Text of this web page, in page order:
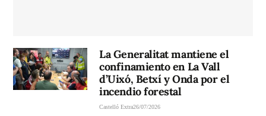
La Generalitat mantiene el
confinamiento en La Vall
d’Uixó, Betxí y Onda por el
incendio forestal
Castelló Extra26/07/2026